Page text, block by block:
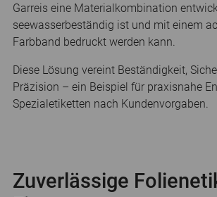
Garreis eine Materialkombination
seewasserbeständig ist und mit einem
Farbband bedruckt werden kann.
Diese Lösung vereint Beständigkeit,
Präzision – ein Beispiel für praxisnahe
Spezialetiketten nach Kundenvorgaben.
Zuverlässige